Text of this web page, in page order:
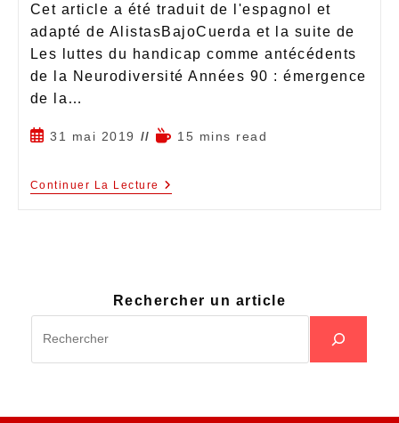
Cet article a été traduit de l'espagnol et
adapté de AlistasBajoCuerda et la suite de
Les luttes du handicap comme antécédents
de la Neurodiversité Années 90 : émergence
de la…
31 mai 2019 15 mins read
Continuer La Lecture
Rechercher un article